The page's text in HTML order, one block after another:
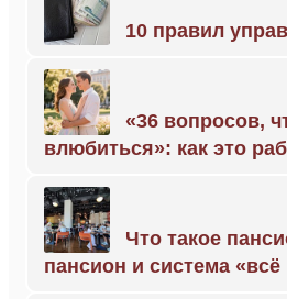
10 правил
«36 вопросов,
влюбиться»: как это
Что такое
пансион и система